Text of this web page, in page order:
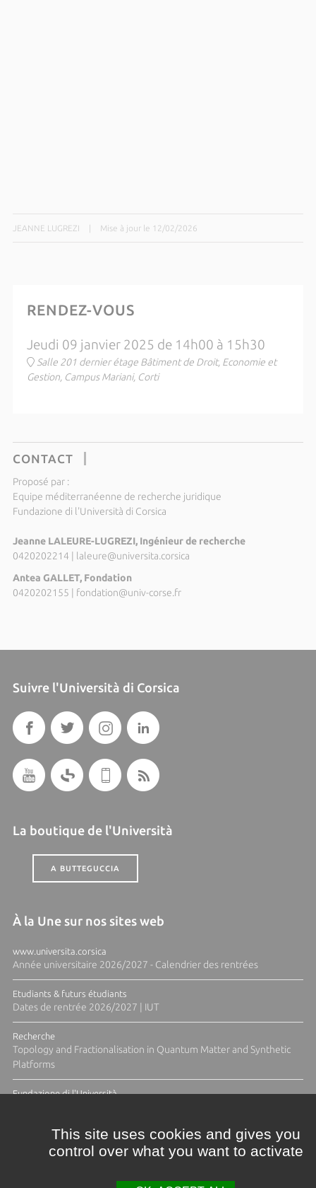
JEANNE LUGREZI Mise à jour le 12/02/2026
RENDEZ-VOUS
Jeudi 09 janvier 2025 de 14h00 à 15h30
Salle 201 dernier étage Bâtiment de Droit, Economie et
Gestion, Campus Mariani, Corti
CONTACT
Proposé par :
Equipe méditerranéenne de recherche juridique
Fundazione di l'Università di Corsica
Jeanne LALEURE-LUGREZI, Ingénieur de recherche
0420202214
laleure@universita.corsica
Antea GALLET, Fondation
0420202155
fondation@univ-corse.fr
Suivre l'Università di Corsica
La boutique de l'Università
A BUTTEGUCCIA
À la Une sur nos sites web
www.universita.corsica
Année universitaire 2026/2027 - Calendrier des rentrées
Etudiants & futurs étudiants
Dates de rentrée 2026/2027 | IUT
Recherche
Topology and Fractionalisation in Quantum Matter and Synthetic
Platforms
Fundazione di l'Università
This site uses cookies and gives you
control over what you want to activate